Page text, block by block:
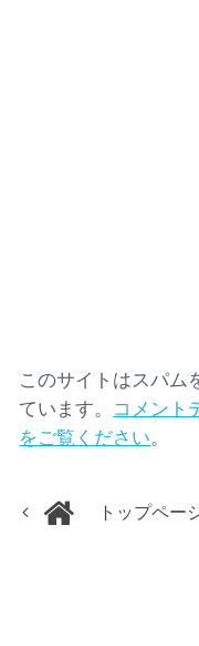
このサイトはスパム
ています。 コメント
をご覧ください。
トップペー